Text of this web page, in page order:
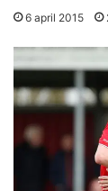
6 april 2015